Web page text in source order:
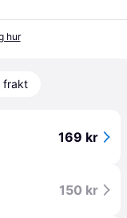
hur
frakt
169 kr
150 kr